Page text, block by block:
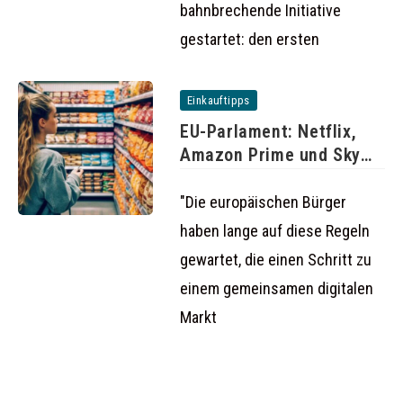
bahnbrechende Initiative
gestartet: den ersten
Einkauftipps
EU-Parlament: Netflix,
Amazon Prime und Sky
"Die europäischen Bürger
haben lange auf diese Regeln
gewartet, die einen Schritt zu
einem gemeinsamen digitalen
Markt